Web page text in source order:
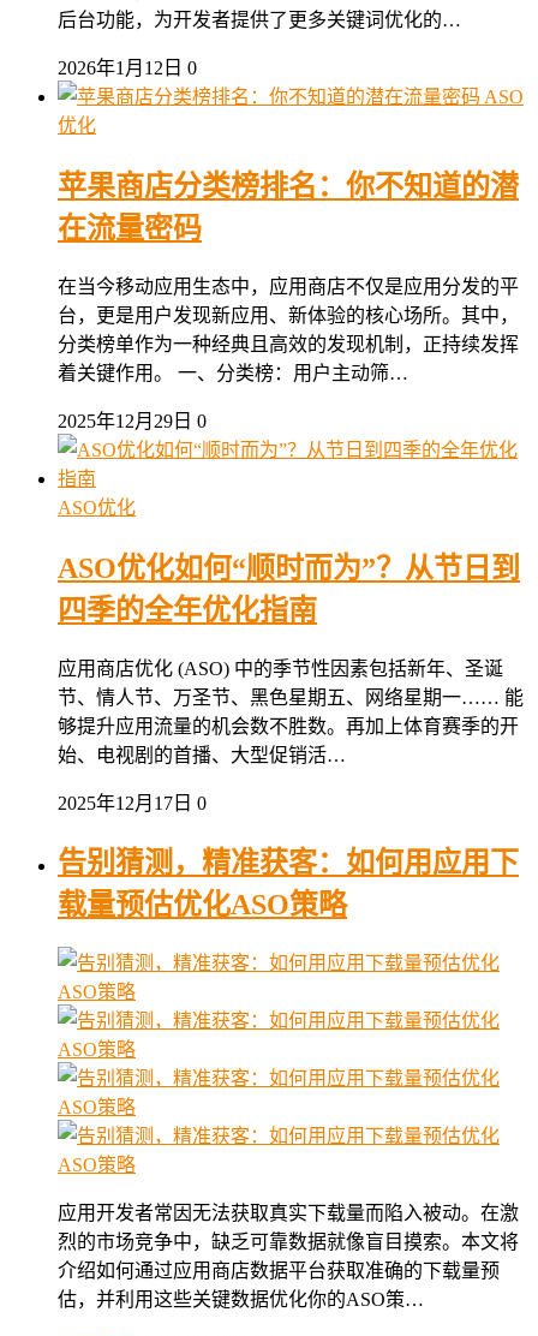
后台功能，为开发者提供了更多关键词优化的…
2026年1月12日 0
ASO
优化
苹果商店分类榜排名：你不知道的潜
在流量密码
在当今移动应用生态中，应用商店不仅是应用分发的平
台，更是用户发现新应用、新体验的核心场所。其中，
分类榜单作为一种经典且高效的发现机制，正持续发挥
着关键作用。 一、分类榜：用户主动筛…
2025年12月29日 0
ASO优化
ASO优化如何“顺时而为”？从节日到
四季的全年优化指南
应用商店优化 (ASO) 中的季节性因素包括新年、圣诞
节、情人节、万圣节、黑色星期五、网络星期一…… 能
够提升应用流量的机会数不胜数。再加上体育赛季的开
始、电视剧的首播、大型促销活…
2025年12月17日 0
告别猜测，精准获客：如何用应用下
载量预估优化ASO策略
应用开发者常因无法获取真实下载量而陷入被动。在激
烈的市场竞争中，缺乏可靠数据就像盲目摸索。本文将
介绍如何通过应用商店数据平台获取准确的下载量预
估，并利用这些关键数据优化你的ASO策…